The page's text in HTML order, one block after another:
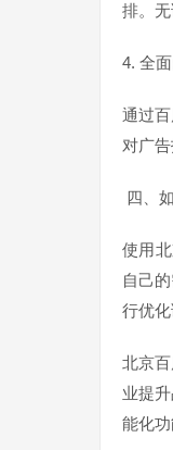
排。
4. 全
通过
对广
四、
使用
自己
行优化
北京
业提
能化